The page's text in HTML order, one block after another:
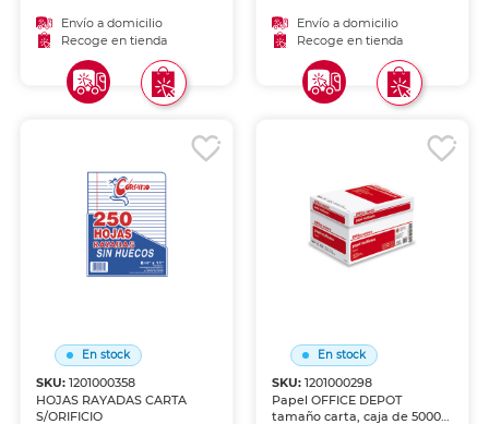
Envío a domicilio
Recoge en tienda
Envío a domicilio
Recoge en tienda
En stock
SKU:1201000358
HOJAS RAYADAS CARTA
S/ORIFICIO
En stock
SKU: 1201000298
Papel OFFICE DEPOT
tamaño carta, caja de 5000